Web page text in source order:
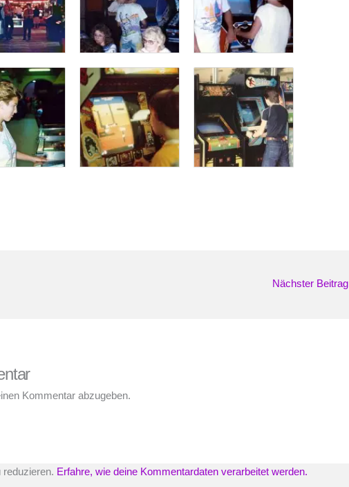
Nächster Beitrag
Kommentar abzugeben.
Erfahre, wie deine Kommentardaten verarbeitet werden.